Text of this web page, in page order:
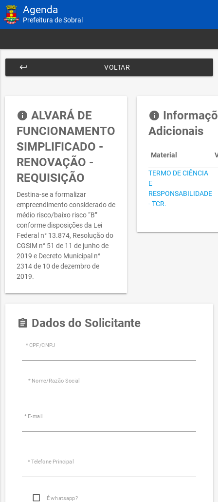
Agenda
Prefeitura de Sobral
VOLTAR
keyboard_return
info ALVARÁ DE
FUNCIONAMENTO
SIMPLIFICADO -
RENOVAÇÃO -
REQUISIÇÃO
Destina-se a formalizar
empreendimento considerado de
médio risco/baixo risco “B”
conforme disposições da Lei
Federal n° 13.874, Resolução do
CGSIM n° 51 de 11 de junho de
2019 e Decreto Municipal n°
2314 de 10 de dezembro de
2019.
info
Adicionais
Material
TERMO DE CIÊNCIA
E
RESPONSABILIDADE
- TCR.
assignment Dados do Solicitante
* CPF/CNPJ
* Nome/Razão Social
* E-mail
* Telefone Principal
É whatsapp?